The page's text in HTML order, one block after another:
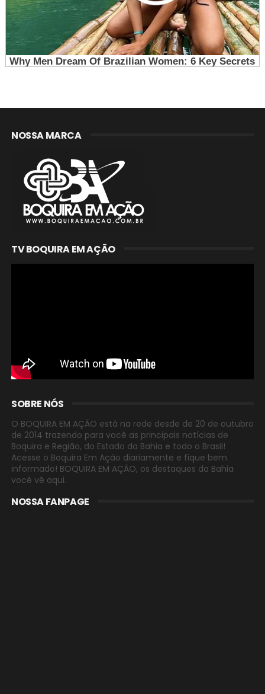
NOSSA MARCA
TV BOQUIRA EM AÇÃO
SOBRE NÓS
O BOQUIRA EM AÇÃO está na rede desde de 20 de outubro
de 2014 trazendo para você as principais notícias de
Boquira e Região, do Estado da Bahia e todo o Brasil!
Acesse o Boquira Em Ação diariamente e fique bem
informado! BOQUIRA EM AÇÃO, os destaques da Bahia
você vê aqui.
NOSSA FANPAGE